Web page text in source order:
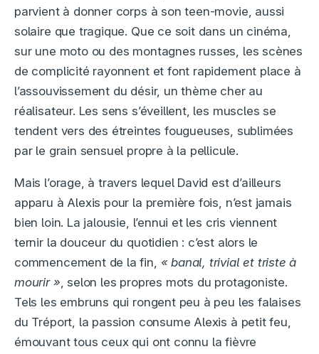
parvient à donner corps à son teen-movie, aussi
solaire que tragique. Que ce soit dans un cinéma,
sur une moto ou des montagnes russes, les scènes
de complicité rayonnent et font rapidement place à
l’assouvissement du désir, un thème cher au
réalisateur. Les sens s’éveillent, les muscles se
tendent vers des étreintes fougueuses, sublimées
par le grain sensuel propre à la pellicule.
Mais l’orage, à travers lequel David est d’ailleurs
apparu à Alexis pour la première fois, n’est jamais
bien loin. La jalousie, l’ennui et les cris viennent
ternir la douceur du quotidien : c’est alors le
commencement de la fin, « banal, trivial et triste à
mourir », selon les propres mots du protagoniste.
Tels les embruns qui rongent peu à peu les falaises
du Tréport, la passion consume Alexis à petit feu,
émouvant tous ceux qui ont connu la fièvre